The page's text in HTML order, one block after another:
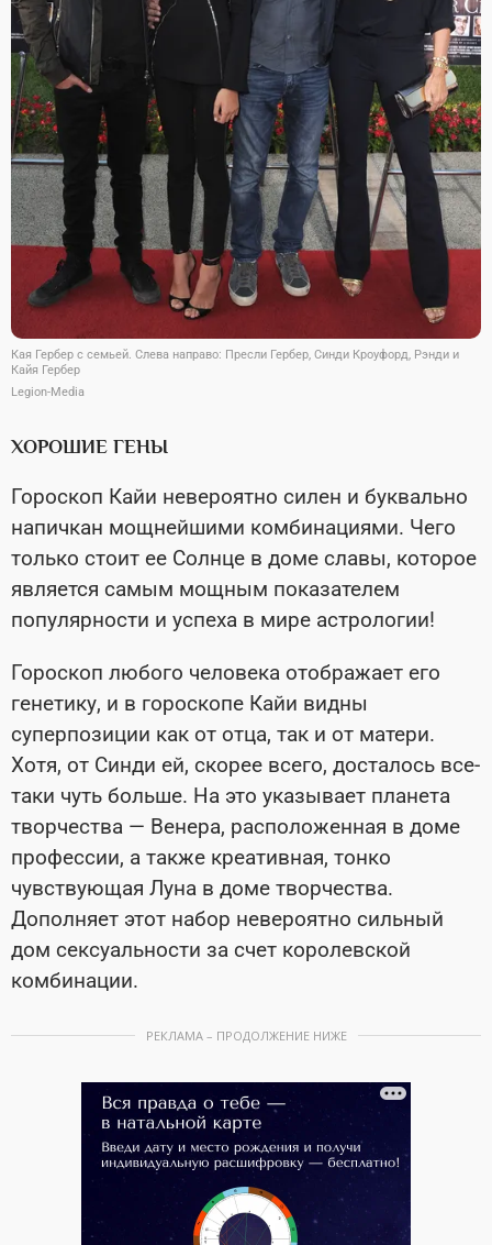
Кая Гербер с семьей. Слева направо: Пресли Гербер, Синди Кроуфорд, Рэнди и
Кайя Гербер
Legion-Media
ХОРОШИЕ ГЕНЫ
Гороскоп Кайи невероятно силен и буквально
напичкан мощнейшими комбинациями. Чего
только стоит ее Солнце в доме славы, которое
является самым мощным показателем
популярности и успеха в мире астрологии!
Гороскоп любого человека отображает его
генетику, и в гороскопе Кайи видны
суперпозиции как от отца, так и от матери.
Хотя, от Синди ей, скорее всего, досталось все-
таки чуть больше. На это указывает планета
творчества — Венера, расположенная в доме
профессии, а также креативная, тонко
чувствующая Луна в доме творчества.
Дополняет этот набор невероятно сильный
дом сексуальности за счет королевской
комбинации.
РЕКЛАМА – ПРОДОЛЖЕНИЕ НИЖЕ